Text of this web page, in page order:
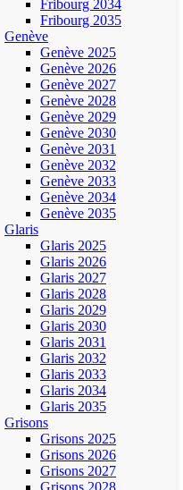
Fribourg 2034
Fribourg 2035
Genève
Genève 2025
Genève 2026
Genève 2027
Genève 2028
Genève 2029
Genève 2030
Genève 2031
Genève 2032
Genève 2033
Genève 2034
Genève 2035
Glaris
Glaris 2025
Glaris 2026
Glaris 2027
Glaris 2028
Glaris 2029
Glaris 2030
Glaris 2031
Glaris 2032
Glaris 2033
Glaris 2034
Glaris 2035
Grisons
Grisons 2025
Grisons 2026
Grisons 2027
Grisons 2028